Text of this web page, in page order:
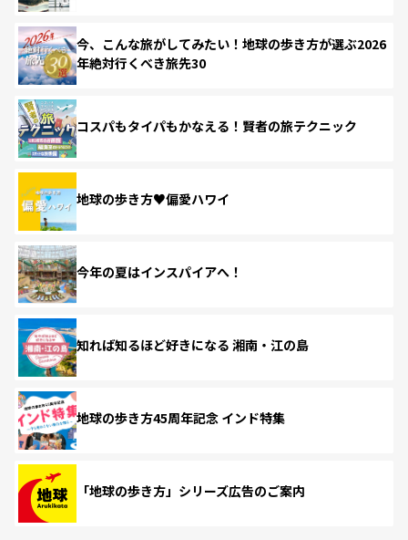
今、こんな旅がしてみたい！地球の歩き方が選ぶ2026
年絶対行くべき旅先30
コスパもタイパもかなえる！賢者の旅テクニック
地球の歩き方♥偏愛ハワイ
今年の夏はインスパイアへ！
知れば知るほど好きになる 湘南・江の島
地球の歩き方45周年記念 インド特集
「地球の歩き方」シリーズ広告のご案内